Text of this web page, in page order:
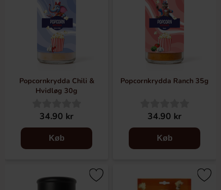
Popcornkrydda Chili &
Hvidløg 30g
34.90 kr
Køb
Popcornkrydda Ranch 35g
34.90 kr
Køb